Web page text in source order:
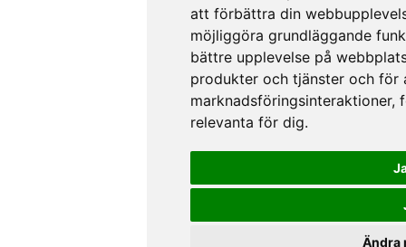
att förbättra din
möjliggöra grundläggande
bättre upplevelse på
produkter och tjänster och för
marknadsföringsinteraktioner,
relevanta för dig.
Ändra